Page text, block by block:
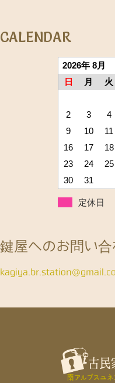
CALENDAR
2026年 8月
日
月 火
2
3 4
9
10 11
16
17 18
23
24 25
30
31
定休日
鍵屋へのお問い